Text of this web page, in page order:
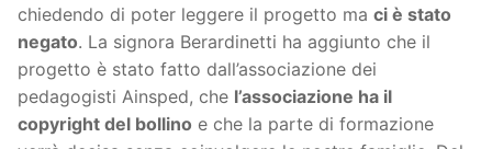
chiedendo di poter leggere il progetto ma ci è stato
negato. La signora Berardinetti ha aggiunto che il
progetto è stato fatto dall’associazione dei
pedagogisti Ainsped, che l’associazione ha il
copyright del bollino e che la parte di formazione